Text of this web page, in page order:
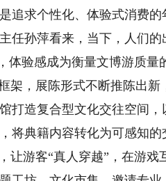
追求个性化、体验式消费的
任孙萍看来，当下，人们的
验感成为衡量文博游质量
，展陈形式不断推陈出新
打造复合型文化交往空间，
将典籍内容转化为可感知的
让游客“真人穿越”，在游戏